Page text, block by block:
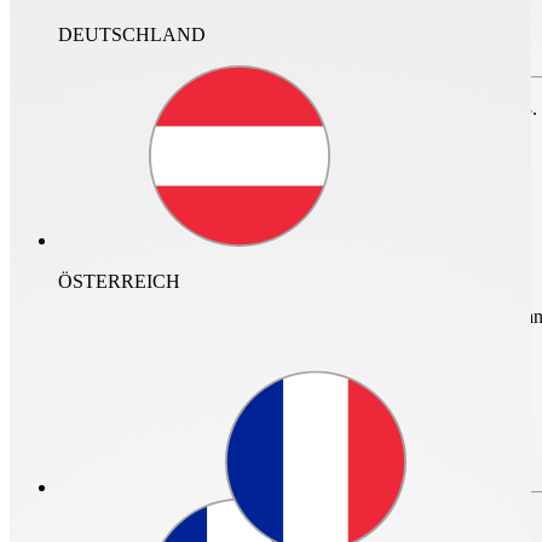
Zum Speichern des Projektes bitte anmelden oder
Für den Login ist ein neuer Helios Account erforderlich. Vor dem
mehr Infos und
DEUTSCHLAND
ÖSTERREICH